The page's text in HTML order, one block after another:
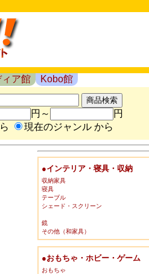
ア館
Kobo館
円～
円
現在のジャンル から
●インテリア・寝具・収納
収納家具
寝具
テーブル
シェード・スクリーン
鏡
その他（和家具）
●おもちゃ・ホビー・ゲーム
おもちゃ